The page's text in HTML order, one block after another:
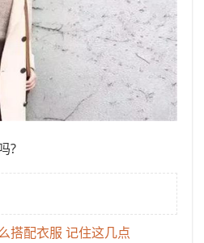
?
搭配衣服 记住这几点